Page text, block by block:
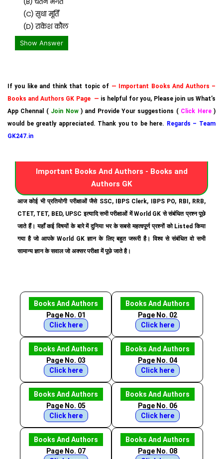
(C) सुधा मूर्ति
(D) राकेश कौल
Show Answer
If you like and think that topic of — Important Books And Authors –
Books and Authors GK Page — is helpful for you, Please join us What’s
App Chennal ( Join Now) and Provide Your suggestions ( Click Here)
would be greatly appreciated. Thank you to be here. Regards – Team
GK247.in
Important Books And Authors - Books and
Authors GK
आज कोई भी प्रतियोगी परीक्षाओं जैसे SSC, IBPS Clerk, IBPS PO, RBI, RRB,
CTET, TET, BED, UPSC इत्यादि सभी परीक्षाओं में World GK से संबंधित प्रश्न पूछे
जाते हैं। यहाँ कई विषयों के बारे में दुनिया भर के सबसे महत्वपूर्ण प्रश्नों को Listed किया
गया है जो आपके World GK ज्ञान के लिए बहुत जरूरी है। विश्व से संबंधित वो सभी
सामान्य ज्ञान के सवाल जो अक्सर परीक्षा में पूछे जाते है।
Books And Authors
Page No. 01
Click here
Books And Authors
Page No. 02
Click here
Books And Authors
Page No. 03
Click here
Books And Authors
Page No. 04
Click here
Books And Authors
Page No. 05
Click here
Books And Authors
Page No. 06
Click here
Books And Authors
Page No. 07
Books And Authors
Page No. 08